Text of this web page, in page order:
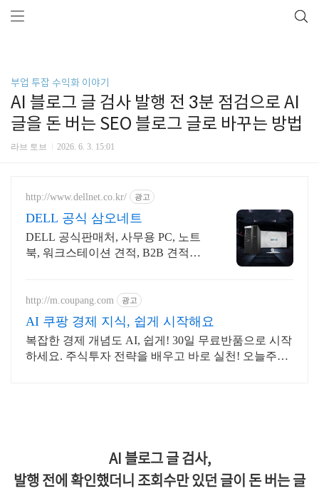
부업 투잡 수익화 이야기
AI 블로그 글 검사 발행 전 3분 점검으로 AI
글을 돈 버는 SEO 블로그 글로 바꾸는 방법
라브 토브 2026. 6. 3. 15:01
http://www.dellnet.co.kr/ 광고
DELL 공식 삼오네트
DELL 공식판매처, 사무용 PC, 노트
북, 워크스테이션 견적, B2B 견적문
http://m.coupang.com 광고
AI 쿠팡 경제 지식, 쉽게 시작해요
복잡한 경제 개념도 AI, 쉽게! 30일 무료반품으로 시작
하세요. 주식투자 전략을 배우고 바로 실천! 오늘주문
AI 블로그 글 검사,
발행 전에 확인했더니 조회수만 있던 글이 돈 버는 글